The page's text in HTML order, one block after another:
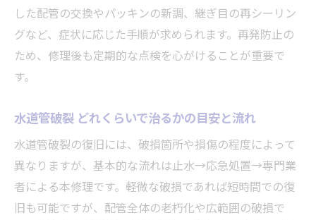
した配管の交換やパッキンの新調、継ぎ目の再シーリン
グなど、症状に応じた手順が求められます。再発防止の
ため、修理後も定期的な点検を心がけることが重要で
す。
水道管破裂 どれくらいで治るかの目安と流れ
水道管破裂の復旧には、破損箇所や損傷の程度によって
異なりますが、基本的な流れは止水→応急処置→専門業
者による本修理です。軽微な破損であれば短時間での復
旧も可能ですが、配管全体の老朽化や広範囲の破損で